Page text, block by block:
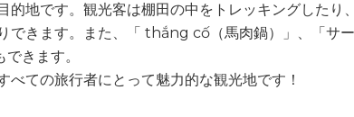
地です。観光客は棚田の中をトレッキングしたり
できます。また、「 thắng cố（馬肉鍋）」、「サ
きます。
ての旅行者にとって魅力的な観光地です！